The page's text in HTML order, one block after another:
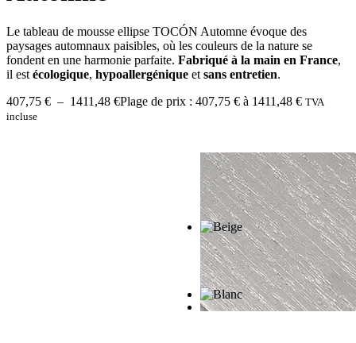
Le tableau de mousse ellipse TOCÓN Automne évoque des
paysages automnaux paisibles, où les couleurs de la nature se
fondent en une harmonie parfaite. Fabriqué à la main en France,
il est écologique, hypoallergénique et sans entretien.
407,75 € – 1411,48 €Plage de prix : 407,75 € à 1411,48 € TVA
incluse